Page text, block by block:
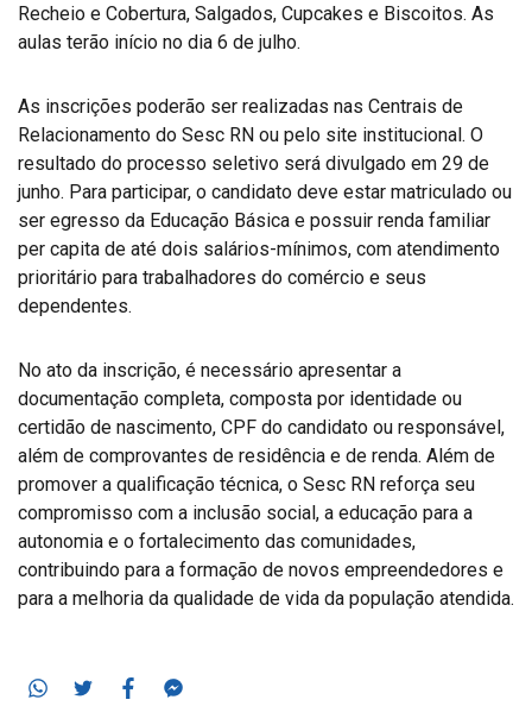
Recheio e Cobertura, Salgados, Cupcakes e Biscoitos. As
aulas terão início no dia 6 de julho.
As inscrições poderão ser realizadas nas Centrais de
Relacionamento do Sesc RN ou pelo site institucional. O
resultado do processo seletivo será divulgado em 29 de
junho. Para participar, o candidato deve estar matriculado ou
ser egresso da Educação Básica e possuir renda familiar
per capita de até dois salários-mínimos, com atendimento
prioritário para trabalhadores do comércio e seus
dependentes.
No ato da inscrição, é necessário apresentar a
documentação completa, composta por identidade ou
certidão de nascimento, CPF do candidato ou responsável,
além de comprovantes de residência e de renda. Além de
promover a qualificação técnica, o Sesc RN reforça seu
compromisso com a inclusão social, a educação para a
autonomia e o fortalecimento das comunidades,
contribuindo para a formação de novos empreendedores e
para a melhoria da qualidade de vida da população atendida.
Whatsapp
TwitterFacebook